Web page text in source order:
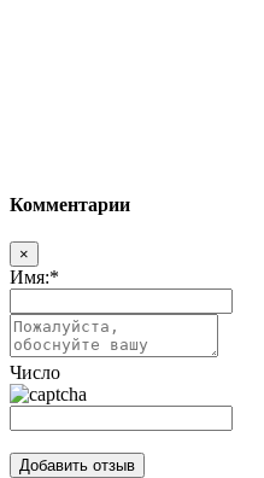
Комментарии
×
Имя:*
Число